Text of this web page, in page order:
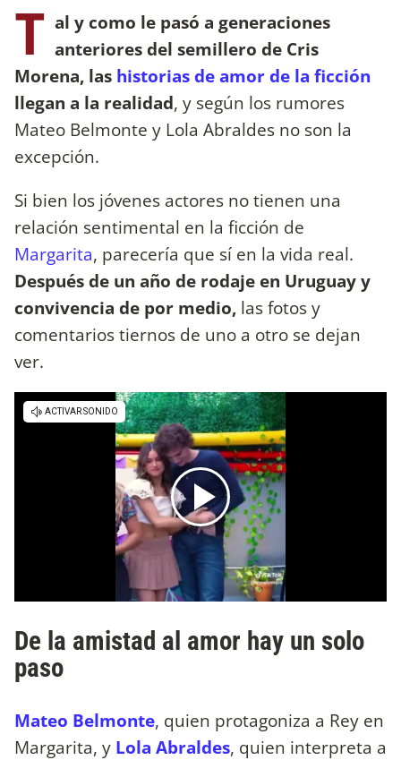
T al y como le pasó a generaciones
anteriores del semillero de Cris
Morena, las historias de amor de la ficción
llegan a la realidad, y según los rumores
Mateo Belmonte y Lola Abraldes no son la
excepción.
Si bien los jóvenes actores no tienen una
relación sentimental en la ficción de
Margarita, parecería que sí en la vida real.
Después de un año de rodaje en Uruguay y
convivencia de por medio, las fotos y
comentarios tiernos de uno a otro se dejan
ver.
De la amistad al amor hay un solo
paso
Mateo Belmonte, quien protagoniza a Rey en
Margarita, y Lola Abraldes, quien interpreta a